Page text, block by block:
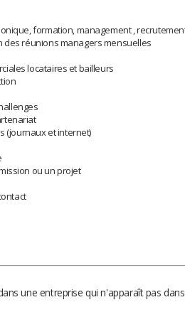
formation, management ,
réunions managers mensuelles
locataires et bailleurs
(journaux et internet)
ou un projet
une entreprise qui n'apparaît pas